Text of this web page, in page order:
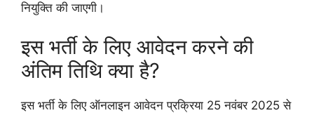
नियुक्ति की जाएगी।
इस भर्ती के लिए आवेदन करने की
अंतिम तिथि क्या है?
इस भर्ती के लिए ऑनलाइन आवेदन प्रक्रिया 25 नवंबर 2025 से